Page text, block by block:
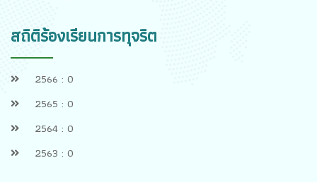
สถิติร้องเรียนการทุจริต
2566 : 0
2565 : 0
2564 : 0
2563 : 0